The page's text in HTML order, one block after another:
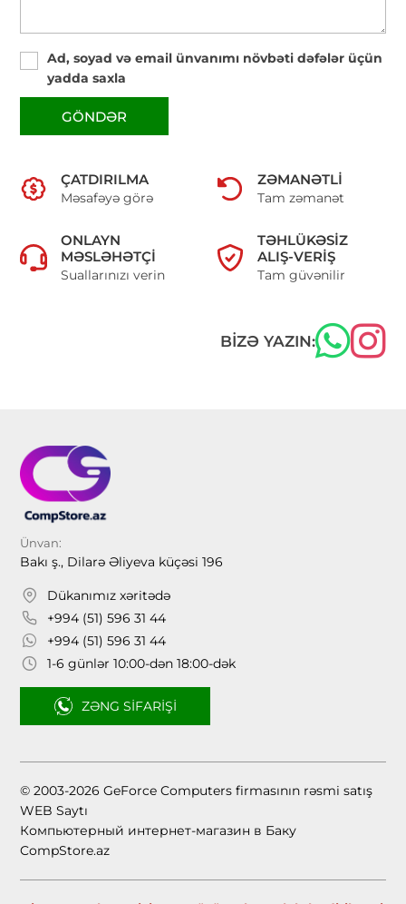
Ad, soyad və email ünvanımı növbəti dəfələr üçün
yadda saxla
GÖNDƏR
ÇATDIRILMA
Məsafəyə görə
ZƏMANƏTLI
Tam zəmanət
ONLAYN
MƏSLƏHƏTÇI
Suallarınızı verin
TƏHLÜKƏSIZ
ALIŞ-VERIŞ
Tam güvənilir
BIZƏ YAZIN:
Ünvan:
Bakı ş., Dilarə Əliyeva küçəsi 196
Dükanımız xəritədə
+994 (51) 596 31 44
+994 (51) 596 31 44
1-6 günlər 10:00-dən 18:00-dək
ZƏNG SIFARIŞI
© 2003-2026 GeForce Computers firmasının rəsmi satış
WEB Saytı
Компьютерный интернет-магазин в Баку
CompStore.az